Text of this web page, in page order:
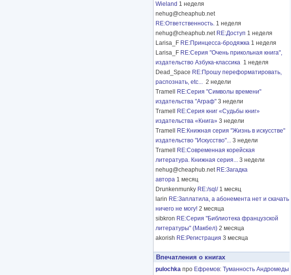
Wieland 1 неделя
nehug@cheaphub.net
RE:Ответственность. 1 неделя
nehug@cheaphub.net RE:Доступ 1 неделя
Larisa_F RE:Принцесса-бродяжка 1 неделя
Larisa_F RE:Серия "Очень прикольная книга",
издательство Азбука-классика 1 неделя
Dead_Space RE:Прошу переформатировать,
распознать, etc... 2 недели
Tramell
RE:Серия "Символы времени"
издательства "Аграф" 3 недели
Tramell
RE:Серия книг «Судьбы книг»
издательства «Книга» 3 недели
Tramell
RE:Книжная серия "Жизнь в искусстве"
издательство "Искусство"... 3 недели
Tramell
RE:Современная корейская
литература. Книжная серия... 3 недели
nehug@cheaphub.net RE:Загадка
автора 1 месяц
Drunkenmunky RE:/sql/ 1 месяц
larin RE:Заплатила, а абонемента нет и скачать
ничего не могу! 2 месяца
sibkron RE:Серия "Библиотека французской
литературы" (Макбел) 2 месяца
akorish RE:Регистрация 3 месяца
Впечатления о книгах
pulochka про Ефремов: Туманность Андромеды